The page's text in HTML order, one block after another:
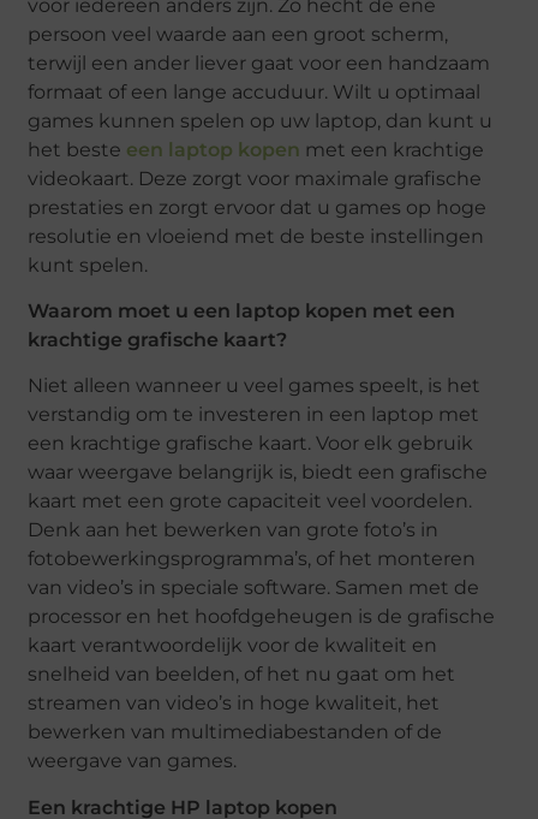
voor iedereen anders zijn. Zo hecht de ene
persoon veel waarde aan een groot scherm,
terwijl een ander liever gaat voor een handzaam
formaat of een lange accuduur. Wilt u optimaal
games kunnen spelen op uw laptop, dan kunt u
het beste een laptop kopen met een krachtige
videokaart. Deze zorgt voor maximale grafische
prestaties en zorgt ervoor dat u games op hoge
resolutie en vloeiend met de beste instellingen
kunt spelen.
Waarom moet u een laptop kopen met een
krachtige grafische kaart?
Niet alleen wanneer u veel games speelt, is het
verstandig om te investeren in een laptop met
een krachtige grafische kaart. Voor elk gebruik
waar weergave belangrijk is, biedt een grafische
kaart met een grote capaciteit veel voordelen.
Denk aan het bewerken van grote foto’s in
fotobewerkingsprogramma’s, of het monteren
van video’s in speciale software. Samen met de
processor en het hoofdgeheugen is de grafische
kaart verantwoordelijk voor de kwaliteit en
snelheid van beelden, of het nu gaat om het
streamen van video’s in hoge kwaliteit, het
bewerken van multimediabestanden of de
weergave van games.
Een krachtige HP laptop kopen